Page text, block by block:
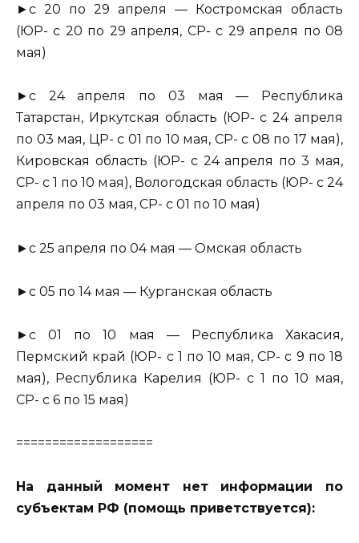
►с 20 по 29 апреля — Костромская область
(ЮР- с 20 по 29 апреля, СР- с 29 апреля по 08
мая)
►с 24 апреля по 03 мая — Республика
Татарстан, Иркутская область (ЮР- с 24 апреля
по 03 мая, ЦР- с 01 по 10 мая, СР- с 08 по 17 мая),
Кировская область (ЮР- с 24 апреля по 3 мая,
СР- с 1 по 10 мая), Вологодская область (ЮР- с 24
апреля по 03 мая, СР- с 01 по 10 мая)
►с 25 апреля по 04 мая — Омская область
►с 05 по 14 мая — Курганская область
►с 01 по 10 мая — Республика Хакасия,
Пермский край (ЮР- с 1 по 10 мая, СР- с 9 по 18
мая), Республика Карелия (ЮР- с 1 по 10 мая,
СР- с 6 по 15 мая)
===================
На данный момент нет информации по
субъектам РФ (помощь приветствуется):